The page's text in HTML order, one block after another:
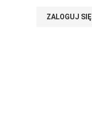
ZALOGUJ SIĘ